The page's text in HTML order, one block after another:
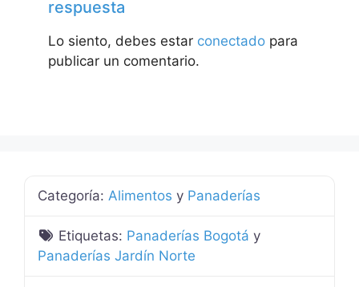
respuesta
Lo siento, debes estar conectado para
publicar un comentario.
Categoría: Alimentos y Panaderías
Etiquetas: Panaderías Bogotá y
Panaderías Jardín Norte